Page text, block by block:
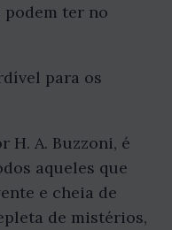
podem ter no
para os
H. A. Buzzoni, é
aqueles que
e cheia de
de mistérios,